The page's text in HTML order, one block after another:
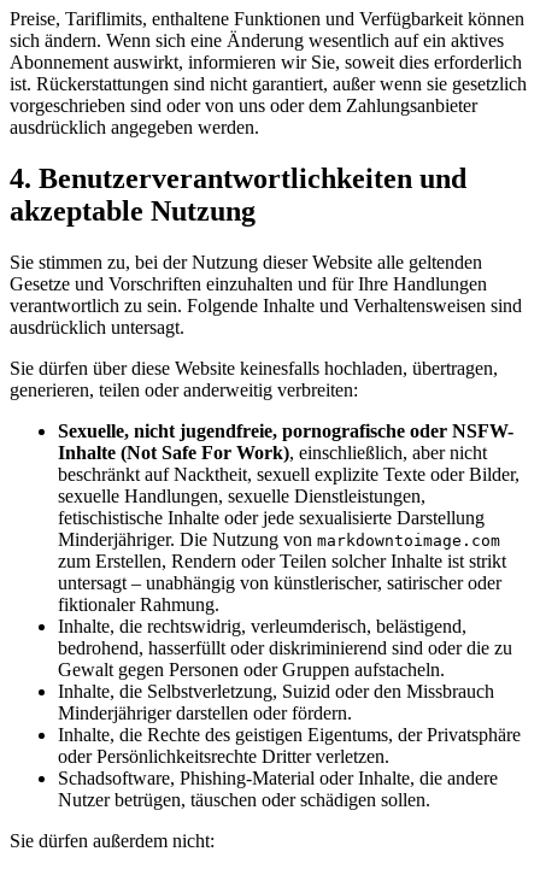
Preise, Tariflimits, enthaltene Funktionen und Verfügbarkeit können
sich ändern. Wenn sich eine Änderung wesentlich auf ein aktives
Abonnement auswirkt, informieren wir Sie, soweit dies erforderlich
ist. Rückerstattungen sind nicht garantiert, außer wenn sie gesetzlich
vorgeschrieben sind oder von uns oder dem Zahlungsanbieter
ausdrücklich angegeben werden.
4. Benutzerverantwortlichkeiten und
akzeptable Nutzung
Sie stimmen zu, bei der Nutzung dieser Website alle geltenden
Gesetze und Vorschriften einzuhalten und für Ihre Handlungen
verantwortlich zu sein. Folgende Inhalte und Verhaltensweisen sind
ausdrücklich untersagt.
Sie dürfen über diese Website keinesfalls hochladen, übertragen,
generieren, teilen oder anderweitig verbreiten:
Sexuelle, nicht jugendfreie, pornografische oder NSFW-
Inhalte (Not Safe For Work), einschließlich, aber nicht
beschränkt auf Nacktheit, sexuell explizite Texte oder Bilder,
sexuelle Handlungen, sexuelle Dienstleistungen,
fetischistische Inhalte oder jede sexualisierte Darstellung
Minderjähriger. Die Nutzung von markdowntoimage.com
zum Erstellen, Rendern oder Teilen solcher Inhalte ist strikt
untersagt – unabhängig von künstlerischer, satirischer oder
fiktionaler Rahmung.
Inhalte, die rechtswidrig, verleumderisch, belästigend,
bedrohend, hasserfüllt oder diskriminierend sind oder die zu
Gewalt gegen Personen oder Gruppen aufstacheln.
Inhalte, die Selbstverletzung, Suizid oder den Missbrauch
Minderjähriger darstellen oder fördern.
Inhalte, die Rechte des geistigen Eigentums, der Privatsphäre
oder Persönlichkeitsrechte Dritter verletzen.
Schadsoftware, Phishing-Material oder Inhalte, die andere
Nutzer betrügen, täuschen oder schädigen sollen.
Sie dürfen außerdem nicht: